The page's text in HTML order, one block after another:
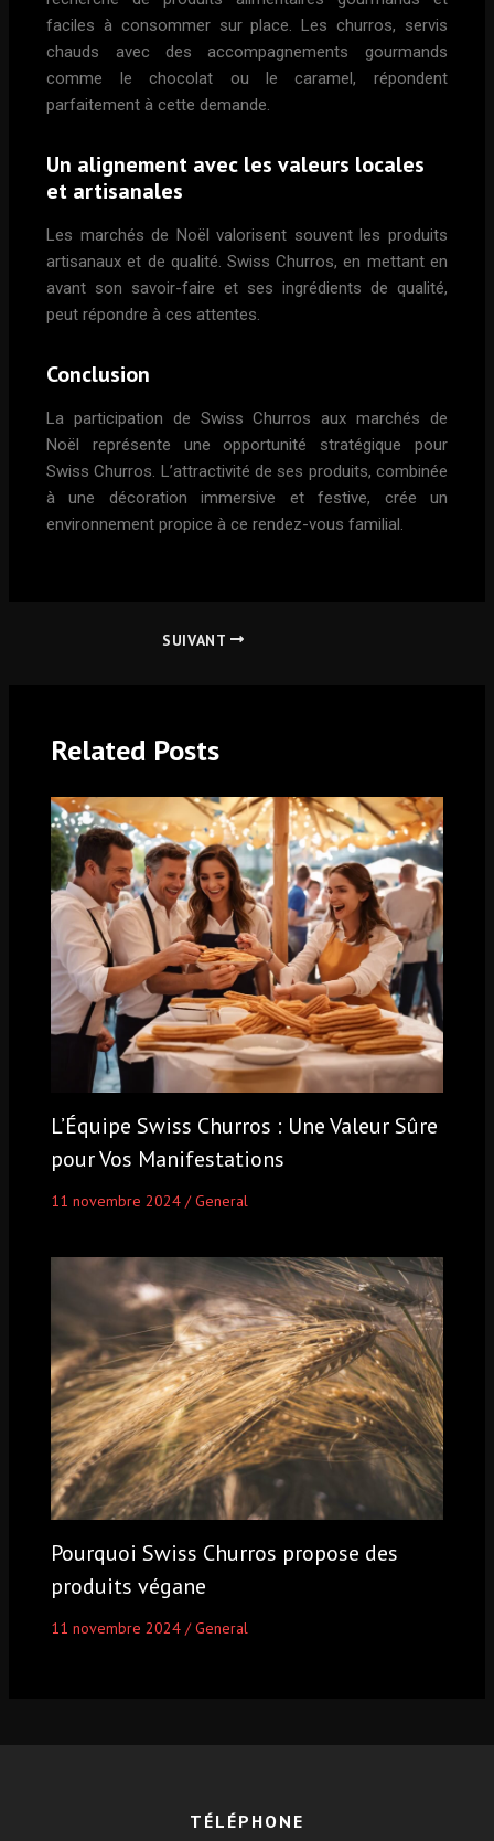
faciles à consommer sur place. Les churros, servis
chauds avec des accompagnements gourmands
comme le chocolat ou le caramel, répondent
parfaitement à cette demande.
Un alignement avec les valeurs locales
et artisanales
Les marchés de Noël valorisent souvent les produits
artisanaux et de qualité. Swiss Churros, en mettant en
avant son savoir-faire et ses ingrédients de qualité,
peut répondre à ces attentes.
Conclusion
La participation de Swiss Churros aux marchés de
Noël représente une opportunité stratégique pour
Swiss Churros. L’attractivité de ses produits, combinée
à une décoration immersive et festive, crée un
environnement propice à ce rendez-vous familial.
SUIVANT
Related Posts
L’Équipe Swiss Churros : Une Valeur Sûre
pour Vos Manifestations
11 novembre 2024 /General
Pourquoi Swiss Churros propose des
produits végane
11 novembre 2024 /General
TÉLÉPHONE